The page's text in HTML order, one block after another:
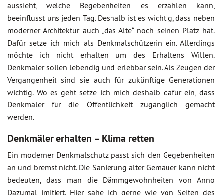
aussieht, welche Begebenheiten es erzählen kann,
beeinflusst uns jeden Tag. Deshalb ist es wichtig, dass neben
moderner Architektur auch „das Alte“ noch seinen Platz hat.
Dafür setze ich mich als Denkmalschützerin ein. Allerdings
möchte ich nicht erhalten um des Erhaltens Willen.
Denkmäler sollen lebendig und erlebbar sein. Als Zeugen der
Vergangenheit sind sie auch für zukünftige Generationen
wichtig. Wo es geht setze ich mich deshalb dafür ein, dass
Denkmäler für die Öffentlichkeit zugänglich gemacht
werden.
Denkmäler erhalten – Klima retten
Ein moderner Denkmalschutz passt sich den Gegebenheiten
an und bremst nicht. Die Sanierung alter Gemäuer kann nicht
bedeuten, dass man die Dämmgewohnheiten von Anno
Dazumal imitiert. Hier sähe ich gerne wie von Seiten des